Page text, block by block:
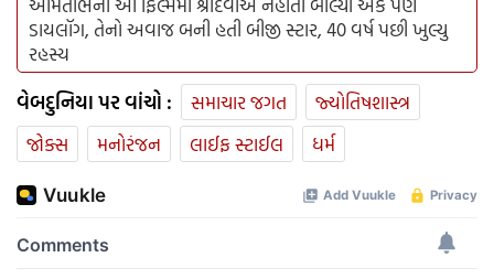
ડાયલૉગ, તેનો અવાજ બની હતી બીજી સ્ટાર, 40 વર્ષ પછી ખુલ્યુ
રહસ્ય
વેબદુનિયા પર વાંચો : સમાચાર જગત
જ્યોતિષશાસ્ત્ર
જોક્સ
મનોરંજન લાઈફ સ્ટાઈલ ધર્મ